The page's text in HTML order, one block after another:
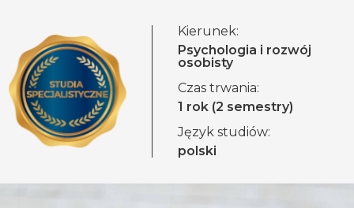
Kierunek:
Psychologia i rozwój
osobisty
Czas trwania:
1 rok (2 semestry)
Język studiów:
polski